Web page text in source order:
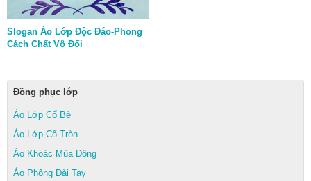
Slogan Áo Lớp Độc Đáo-Phong
Cách Chất Vô Đối
Đồng phục lớp
Áo Lớp Cổ Bẻ
Áo Lớp Cổ Tròn
Áo Khoác Mùa Đông
Áo Phông Dài Tay